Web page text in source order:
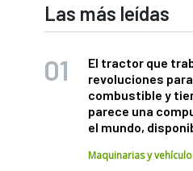
Las más leídas
El tractor que
revoluciones
combustible y
parece una
el mundo,
Maquinarias y